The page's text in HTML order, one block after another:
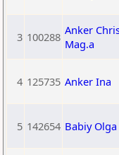
3 100288 Anker
Mag.a
4 125735 Anker Ina
5 142654 Babiy Olga